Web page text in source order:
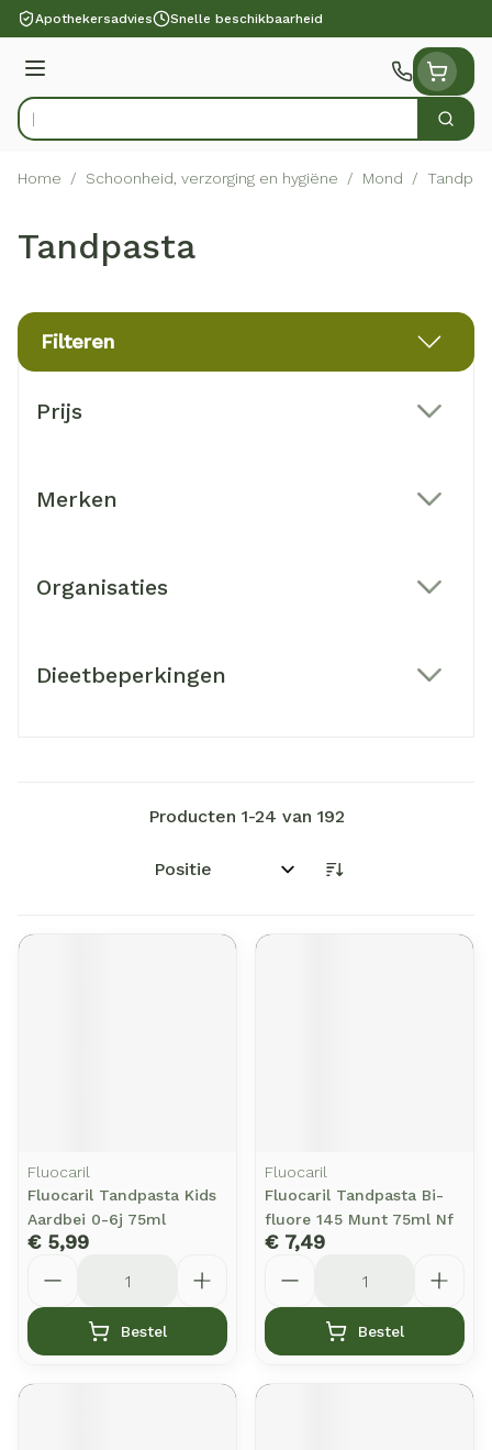
Ga naar de inhoud
Apothekersadvies Snelle beschikbaarheid
Menu
Product, merk, categorie... Zoek
Home / Schoonheid, verzorging en hygiëne / Mond /
Tandpasta
Filteren
Prijs
Merken
Organisaties
Dieetbeperkingen
Producten 1-24 van 192
Sorteer op:
Fluocaril
Fluocaril Tandpasta Kids
Aardbei 0-6j 75ml
€ 5,99
Bestel
Fluocaril
Fluocaril Tandpasta Bi-
fluore 145 Munt 75ml Nf
€ 7,49
Bestel